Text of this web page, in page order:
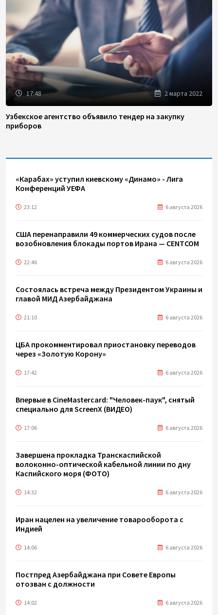
17:48 2 марта 2022
Узбекское агентство объявило тендер на закупку
приборов
«Карабах» уступил киевскому «Динамо» - Лига
Конференций УЕФА
23:12 6 августа 2026
США перенаправили 49 коммерческих судов после
возобновления блокады портов Ирана — CENTCOM
22:46 6 августа 2026
Состоялась встреча между Президентом Украины и
главой МИД Азербайджана
21:10 6 августа 2026
ЦБА прокомментировал приостановку переводов
через «Золотую Корону»
17:42 6 августа 2026
Впервые в CineMastercard: "Человек-паук", снятый
специально для ScreenX (ВИДЕО)
17:06 6 августа 2026
Завершена прокладка Транскаспийской
волоконно-оптической кабельной линии по дну
Каспийского моря (ФОТО)
14:32 6 августа 2026
Иран нацелен на увеличение товарооборота с
Индией
14:06 6 августа 2026
Постпред Азербайджана при Совете Европы
отозван с должности
14:02 6 августа 2026